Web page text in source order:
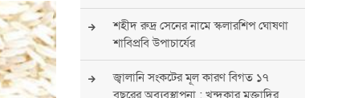
শহীদ রুদ্র সেনের নামে স্কলারশিপ ঘোষণা
শাবিপ্রবি উপাচার্যের
জ্বালানি সংকটের মূল কারণ বিগত ১৭
বছরের অব্যবস্থাপনা : খন্দকার মুক্তাদির